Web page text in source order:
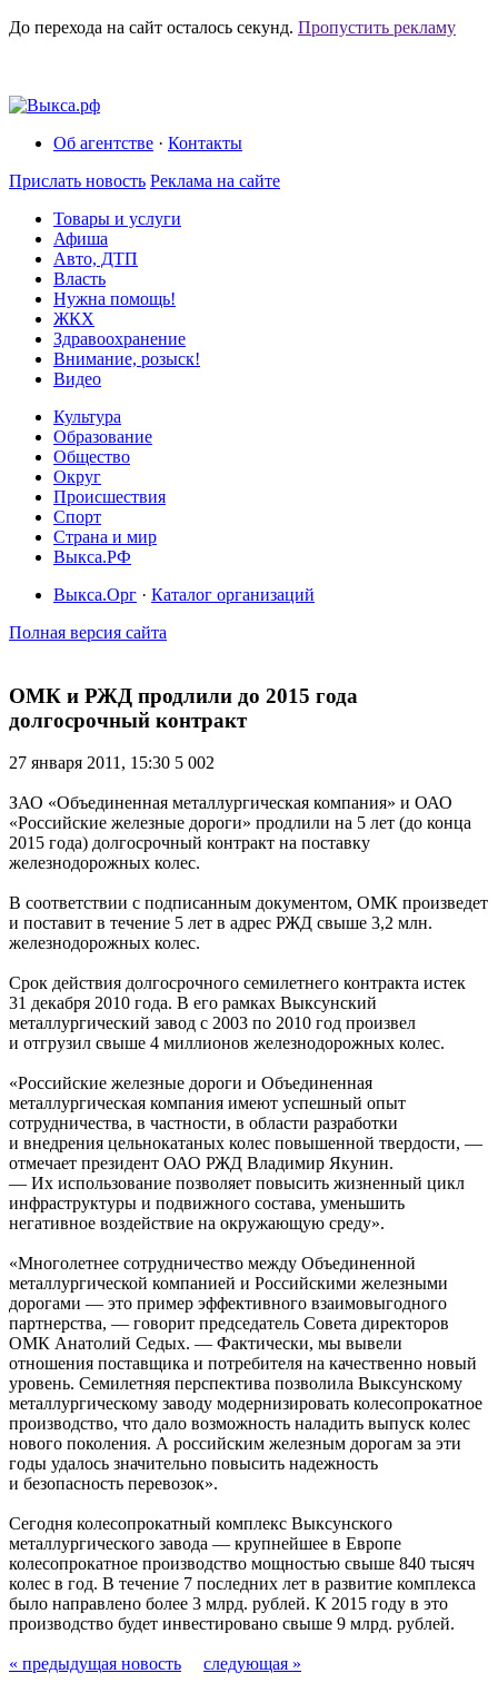
До перехода на сайт осталось секунд. Пропустить рекламу
Об агентстве · Контакты
Прислать новость Реклама на сайте
Товары и услуги
Афиша
Авто, ДТП
Власть
Нужна помощь!
ЖКХ
Здравоохранение
Внимание, розыск!
Видео
Культура
Образование
Общество
Округ
Происшествия
Спорт
Страна и мир
Выкса.РФ
Выкса.Орг · Каталог организаций
Полная версия сайта
ОМК и РЖД продлили до 2015 года
долгосрочный контракт
27 января 2011, 15:30 5 002
ЗАО «Объединенная металлургическая компания» и ОАО
«Российские железные дороги» продлили на 5 лет (до конца
2015 года) долгосрочный контракт на поставку
железнодорожных колес.
В соответствии с подписанным документом, ОМК произведет
и поставит в течение 5 лет в адрес РЖД свыше 3,2 млн.
железнодорожных колес.
Срок действия долгосрочного семилетнего контракта истек
31 декабря 2010 года. В его рамках Выксунский
металлургический завод с 2003 по 2010 год произвел
и отгрузил свыше 4 миллионов железнодорожных колес.
«Российские железные дороги и Объединенная
металлургическая компания имеют успешный опыт
сотрудничества, в частности, в области разработки
и внедрения цельнокатаных колес повышенной твердости, —
отмечает президент ОАО РЖД Владимир Якунин.
— Их использование позволяет повысить жизненный цикл
инфраструктуры и подвижного состава, уменьшить
негативное воздействие на окружающую среду».
«Многолетнее сотрудничество между Объединенной
металлургической компанией и Российскими железными
дорогами — это пример эффективного взаимовыгодного
партнерства, — говорит председатель Совета директоров
ОМК Анатолий Седых. — Фактически, мы вывели
отношения поставщика и потребителя на качественно новый
уровень. Семилетняя перспектива позволила Выксунскому
металлургическому заводу модернизировать колесопрокатное
производство, что дало возможность наладить выпуск колес
нового поколения. А российским железным дорогам за эти
годы удалось значительно повысить надежность
и безопасность перевозок».
Сегодня колесопрокатный комплекс Выксунского
металлургического завода — крупнейшее в Европе
колесопрокатное производство мощностью свыше 840 тысяч
колес в год. В течение 7 последних лет в развитие комплекса
было направлено более 3 млрд. рублей. К 2015 году в это
производство будет инвестировано свыше 9 млрд. рублей.
« предыдущая новость следующая »